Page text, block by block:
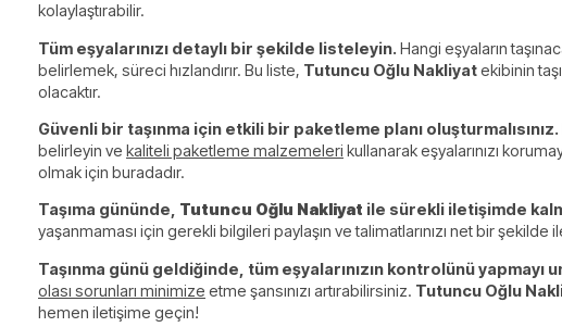
kolaylaştırabilir.
Tüm eşyalarınızı detaylı bir şekilde listeleyin. Hangi eşyaların
belirlemek, süreci hızlandırır. Bu liste, Tutuncu Oğlu Nakliyatekibinin
olacaktır.
Güvenli bir taşınma için etkili bir paketleme planı oluşturmalısınız.
belirleyin ve kaliteli paketleme malzemeleri kullanarak eşyalarınızı
olmak için buradadır.
Taşıma gününde, Tutuncu Oğlu Nakliyat ile sürekli iletişimde
yaşanmaması için gerekli bilgileri paylaşın ve talimatlarınızı net bir şekilde
Taşınma günü geldiğinde, tüm eşyalarınızın kontrolünü yapmayı
olası sorunları minimize etme şansınızı artırabilirsiniz. Tutuncu Oğlu
hemen iletişime geçin!